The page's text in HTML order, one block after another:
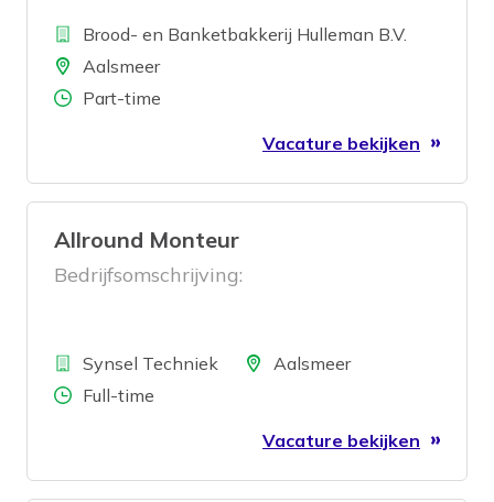
BedrijfBrood- en Banketbakkerij Hulleman B.V.
LocatieAalsmeer
Aantal uren
Part-time
Vacature bekijken
Allround Monteur
Bedrijfsomschrijving:
BedrijfSynsel Techniek LocatieAalsmeer
Aantal uren
Full-time
Vacature bekijken